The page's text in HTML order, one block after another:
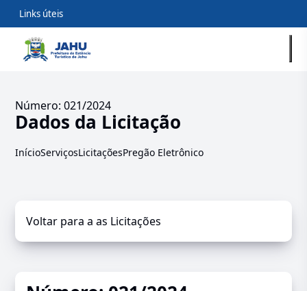
Links úteis
Número: 021/2024
Dados da Licitação
InícioServiçosLicitaçõesPregão Eletrônico
Voltar para a as Licitações